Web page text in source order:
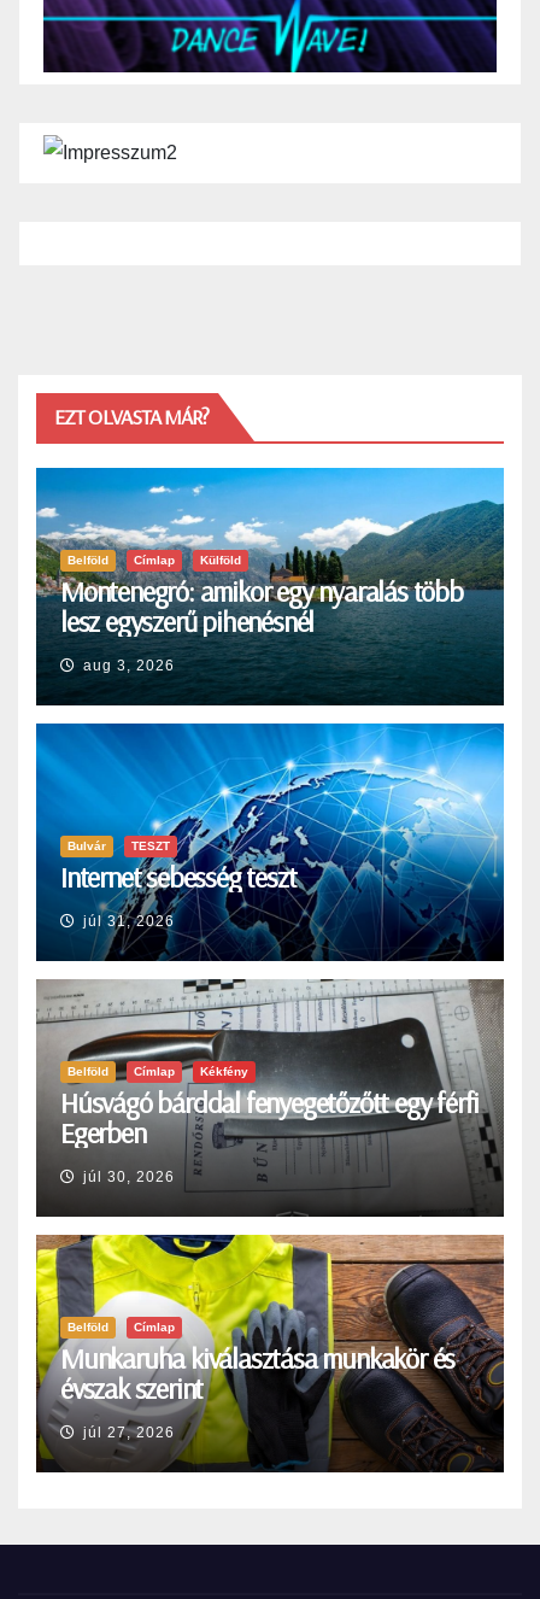
EZT OLVASTA MÁR?
Belföld Címlap Külföld
Montenegró: amikor egy nyaralás több
lesz egyszerű pihenésnél
aug 3, 2026
Bulvár TESZT
Internet sebesség teszt
júl 31, 2026
Belföld Címlap Kékfény
Húsvágó bárddal fenyegetőzőtt egy férfi
Egerben
júl 30, 2026
Belföld Címlap
Munkaruha kiválasztása munkakör és
évszak szerint
júl 27, 2026